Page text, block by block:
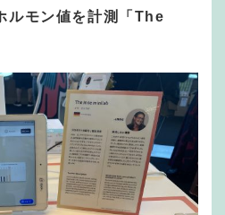
ルモン値を計測「The